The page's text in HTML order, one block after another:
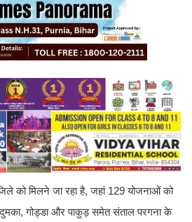
को मिलने जा रहा है, जहां 129 योजनाओं को
गोड्डा और पाकुड़ समेत संताल परगना के